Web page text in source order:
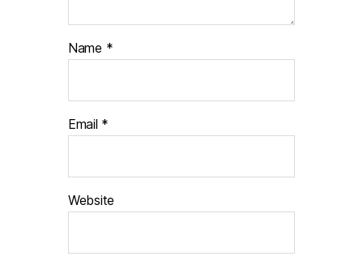
Name *
Email *
Website